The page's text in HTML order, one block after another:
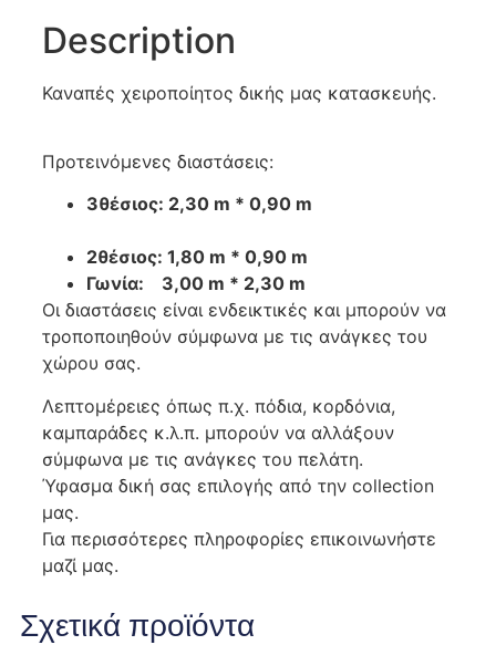
Description
Καναπές χειροποίητος δικής μας κατασκευής.
Προτεινόμενες διαστάσεις:
3θέσιος: 2,30 m * 0,90 m
2θέσιος: 1,80 m * 0,90 m
Γωνία: 3,00 m * 2,30 m
Οι διαστάσεις είναι ενδεικτικές και μπορούν να
τροποποιηθούν σύμφωνα με τις ανάγκες του
χώρου σας.
Λεπτομέρειες όπως π.χ. πόδια, κορδόνια,
καμπαράδες κ.λ.π. μπορούν να αλλάξουν
σύμφωνα με τις ανάγκες του πελάτη.
Ύφασμα δική σας επιλογής από την collection
μας.
Για περισσότερες πληροφορίες επικοινωνήστε
μαζί μας.
Σχετικά προϊόντα